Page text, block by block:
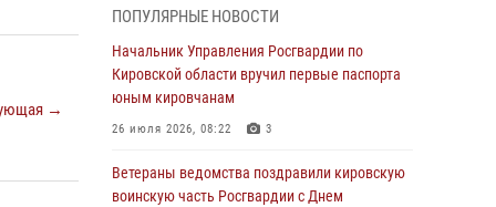
→
Начальник областного Управления
вневедомственной охраны принял участие во
всероссийском совещании-семинаре по
вопросам развития этого подразделения
07 августа 2026, 08:48 8 1
ПОПУЛЯРНЫЕ НОВОСТИ
Начальник Управления Росгвардии по
Кировской области вручил первые паспорта
юным кировчанам
26 июля 2026, 08:22 3
Ветераны ведомства поздравили кировскую
воинскую часть Росгвардии с Днем